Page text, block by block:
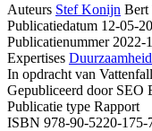
Auteurs Stef Konijn Bert
Publicatiedatum 12-05-
Publicatienummer2022-
Expertises
In opdracht van Vattenfall
Gepubliceerd doorSEO
Publicatie type Rapport
ISBN 978-90-5220-175-